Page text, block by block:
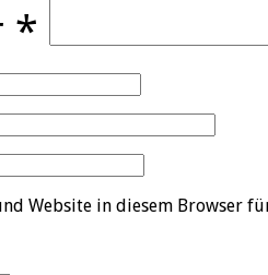
*
Website in diesem Browser